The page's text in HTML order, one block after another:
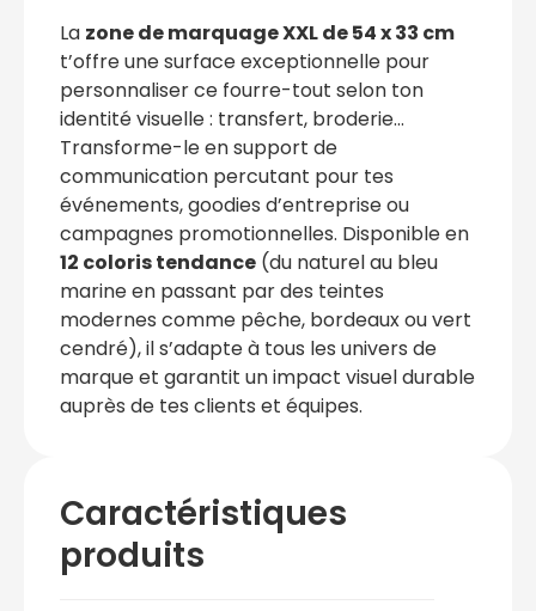
La zone de marquage XXL de 54 x 33 cm
t’offre une surface exceptionnelle pour
personnaliser ce fourre-tout selon ton
identité visuelle : transfert, broderie…
Transforme-le en support de
communication percutant pour tes
événements, goodies d’entreprise ou
campagnes promotionnelles. Disponible en
12 coloris tendance (du naturel au bleu
marine en passant par des teintes
modernes comme pêche, bordeaux ou vert
cendré), il s’adapte à tous les univers de
marque et garantit un impact visuel durable
auprès de tes clients et équipes.
Caractéristiques
produits